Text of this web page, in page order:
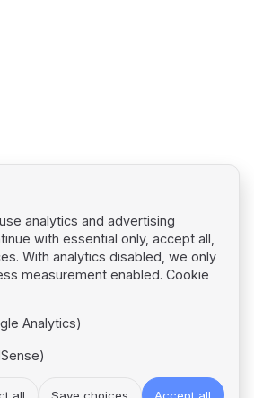
analytics and advertising
with essential only, accept all,
With analytics disabled, we only
measurement enabled. Cookie
Analytics)
all Save choices Accept all